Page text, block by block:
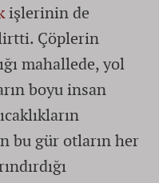
işlerinin de
Çöplerin
mahallede, yol
boyu insan
bu gür otların her